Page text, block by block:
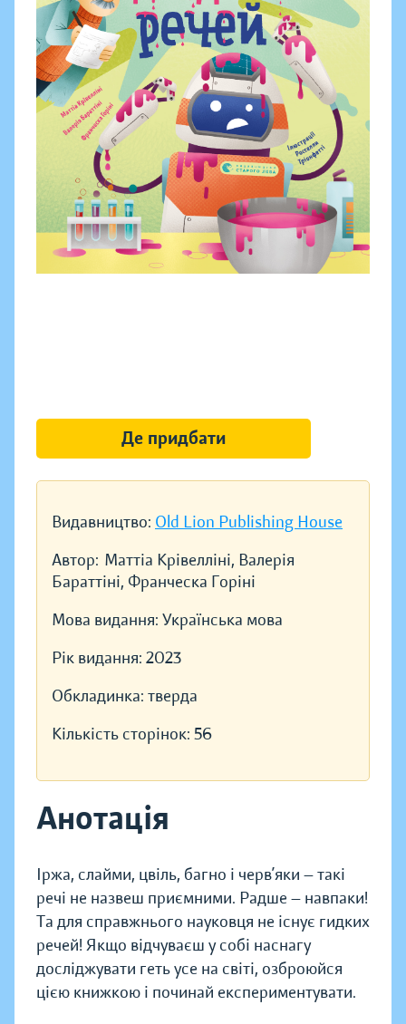
Видавництво: Old Lion Publishing House
Автор: Маттіа Крівелліні, Валерія
Бараттіні, Франческа Горіні
Мова видання: Українська мова
Рік видання: 2023
Обкладинка: тверда
Кількість сторінок: 56
Анотація
Іржа, слайми, цвіль, багно і черв’яки — такі
речі не назвеш приємними. Радше — навпаки!
Та для справжнього науковця не існує гидких
речей! Якщо відчуваєш у собі наснагу
досліджувати геть усе на світі, озброюйся
цією книжкою і починай експериментувати.
Де придбати